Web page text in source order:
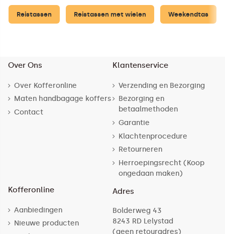
Reistassen Reistassen met wielen Weekendtas
Over Ons
Over Kofferonline
Maten handbagage koffers
Contact
Klantenservice
Verzending en Bezorging
Bezorging en
betaalmethoden
Garantie
Klachtenprocedure
Retourneren
Herroepingsrecht (Koop
ongedaan maken)
Kofferonline
Aanbiedingen
Nieuwe producten
Adres
Bolderweg 43
8243 RD Lelystad
(geen retouradres)